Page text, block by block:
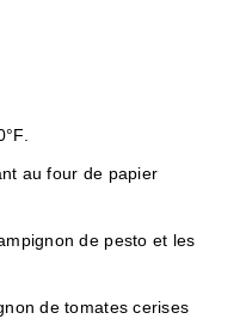
au four de papier
de pesto et les
de tomates cerises